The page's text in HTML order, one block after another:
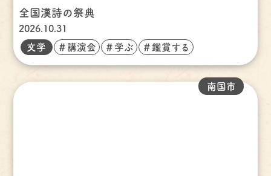
全国漢詩の祭典
2026.10.31
文学 ＃講演会 ＃学ぶ ＃鑑賞する
南国市